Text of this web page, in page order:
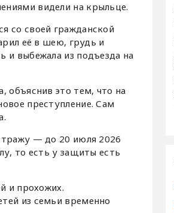
видели на крыльце.
со своей гражданской
её в шею, грудь и
и выбежала из подъезда на
объяснив это тем, что на
преступление. Сам
— до 20 июля 2026
то есть у защиты есть
и прохожих.
из семьи временно